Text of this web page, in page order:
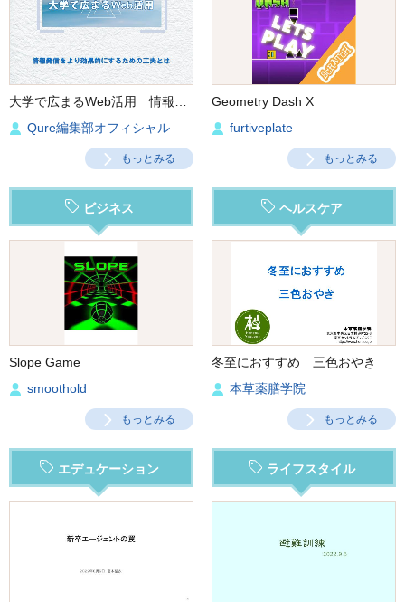
大学で広まるWeb活用 情報発信をより効果的にするための工夫とは
Qure編集部オフィシャル
もっとみる
Geometry Dash X
furtiveplate
もっとみる
ビジネス
Slope Game
smoothold
もっとみる
ヘルスケア
冬至におすすめ 三色おやき
本草薬膳学院
もっとみる
エデュケーション ライフスタイル